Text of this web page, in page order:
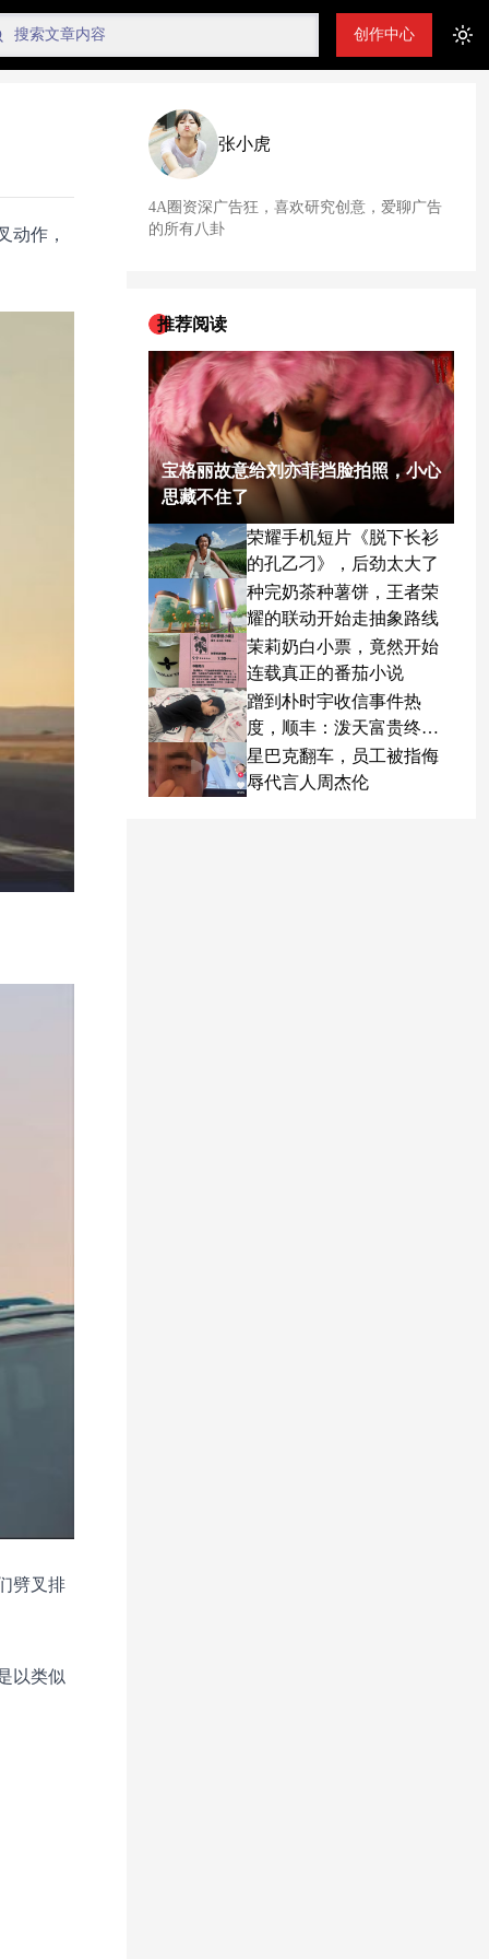
创作中心
动作，
劈叉排
以类似
张小虎
4A圈资深广告狂，喜欢研究创意，爱聊广告
的所有八卦
推荐阅读
宝格丽故意给刘亦菲挡脸拍照，小心
思藏不住了
荣耀手机短片《脱下长衫
的孔乙刁》，后劲太大了
种完奶茶种薯饼，王者荣
耀的联动开始走抽象路线
茉莉奶白小票，竟然开始
连载真正的番茄小说
蹭到朴时宇收信事件热
度，顺丰：泼天富贵终于
轮到我了
星巴克翻车，员工被指侮
辱代言人周杰伦